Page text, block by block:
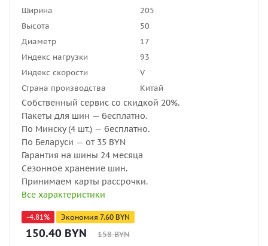
Ширина
205
Высота
50
Диаметр
17
Индекс нагрузки
93
Индекс скорости
V
Страна производства
Китай
Собственный сервис со скидкой 20%.
Пакеты для шин — бесплатно.
По Минску (4 шт.) — бесплатно.
По Беларуси — от 35 BYN
Гарантия на шины 24 месяца
Сезонное хранение шин.
Принимаем карты рассрочки.
Все характеристики
-4.81% Экономия 7.60 BYN
150.40 BYN 158BYN